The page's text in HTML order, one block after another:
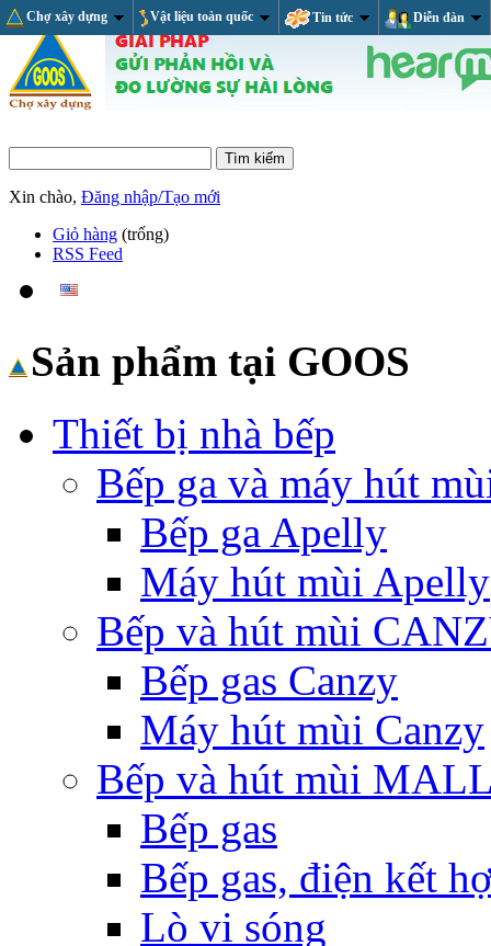
Chợ xây dựng Vật liệu toàn quốc Tin tức Diễn đàn
Xin chào, Đăng nhập/Tạo mới
Giỏ hàng (trống)
RSS Feed
Sản phẩm tại GOOS
Thiết bị nhà bếp
Bếp ga và máy hút
Bếp ga Apelly
Máy hút mùi Apelly
Bếp và hút mùi
Bếp gas Canzy
Máy hút mùi Canzy
Bếp và hút mùi
Bếp gas
Bếp gas, điện kết
Lò vi sóng